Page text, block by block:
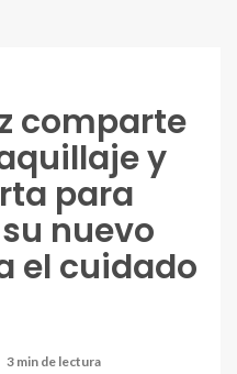
comparte
y
para
nuevo
el cuidado
3 min de lectura